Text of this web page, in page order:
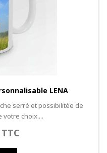
LENA
serré et possibilitée de
choix....